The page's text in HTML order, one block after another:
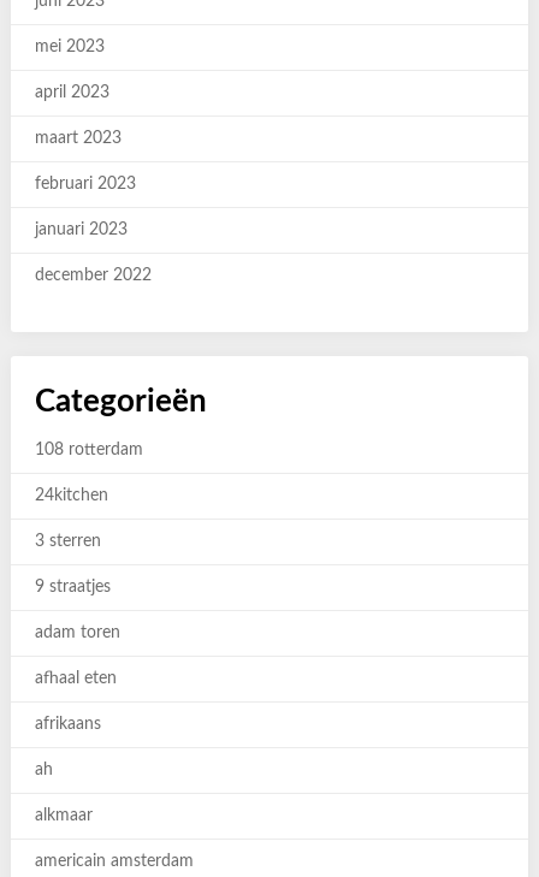
mei 2023
april 2023
maart 2023
februari 2023
januari 2023
december 2022
Categorieën
108 rotterdam
24kitchen
3 sterren
9 straatjes
adam toren
afhaal eten
afrikaans
ah
alkmaar
americain amsterdam